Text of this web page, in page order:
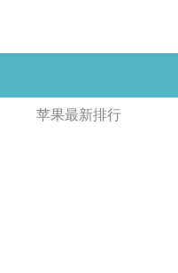
苹果最新排行